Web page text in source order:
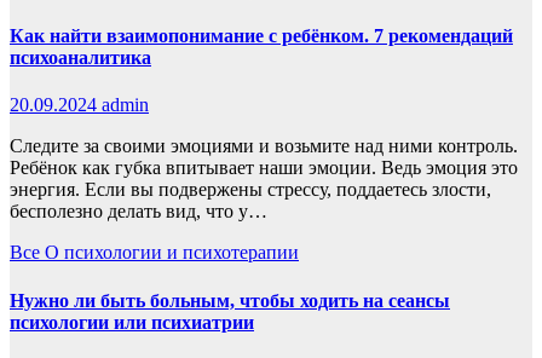
Как найти взаимопонимание с ребёнком. 7 рекомендаций
психоаналитика
20.09.2024 admin
Следите за своими эмоциями и возьмите над ними контроль.
Ребёнок как губка впитывает наши эмоции. Ведь эмоция это
энергия. Если вы подвержены стрессу, поддаетесь злости,
бесполезно делать вид, что у…
Все О психологии и психотерапии
Нужно ли быть больным, чтобы ходить на сеансы
психологии или психиатрии